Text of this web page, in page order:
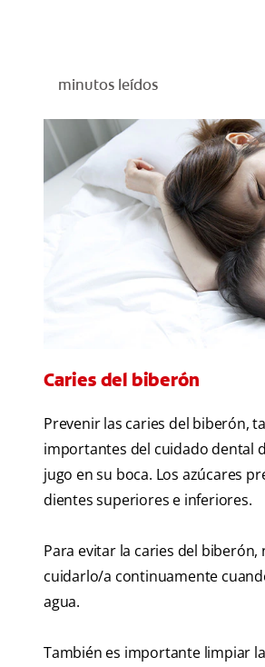
minutos leídos
Caries del biberón
Prevenir las caries del biberón,
importantes del cuidado dental
jugo en su boca. Los azúcares
dientes superiores e inferiores.
Para evitar la caries del
cuidarlo/a continuamente
agua.
También es importante limpiar